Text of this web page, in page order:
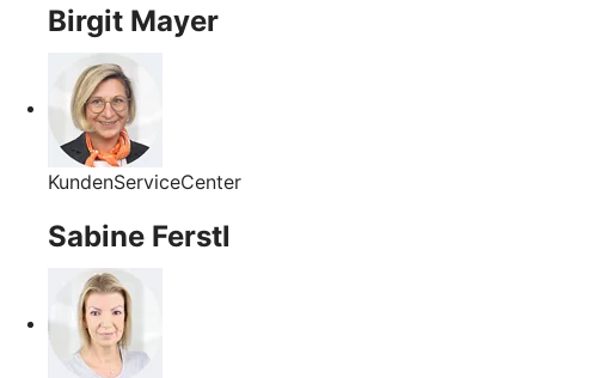
Birgit Mayer
KundenServiceCenter
Sabine Ferstl